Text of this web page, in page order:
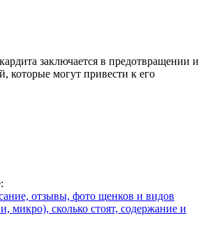
заключается в предотвращении и
которые могут привести к его
отзывы, фото щенков и видов
микро), сколько стоят, содержание и